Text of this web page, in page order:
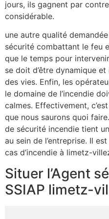
jours, ils gagnent par
considérable.
une autre qualité
sécurité combattant le feu
que le temps pour
se doit d’être dynamique
des vies. Enfin, les
le domaine de l’incendie
calmes. Effectivement,
que nous saurons quoi
de sécurité incendie tient
au sein de l’entreprise. Il
cas d’incendie à limetz-
Situer l’Agent
SSIAP limetz-